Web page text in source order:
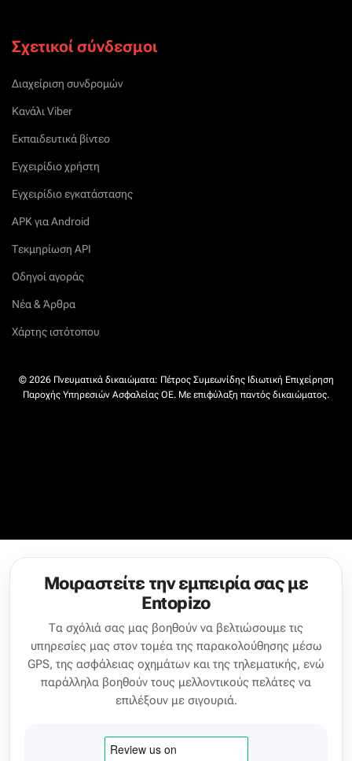
Σχετικοί σύνδεσμοι
Διαχείριση συνδρομών
Κανάλι Viber
Εκπαιδευτικά βίντεο
Εγχειρίδιο χρήστη
Εγχειρίδιο εγκατάστασης
APK για Android
Τεκμηρίωση API
Οδηγοί αγοράς
Νέα & Άρθρα
Χάρτης ιστότοπου
© 2026 Πνευματικά δικαιώματα: Πέτρος Συμεωνίδης Ιδιωτική Επιχείρηση
Παροχής Υπηρεσιών Ασφαλείας ΟΕ. Με επιφύλαξη παντός δικαιώματος.
Μοιραστείτε την εμπειρία σας με
Entopizo
Τα σχόλιά σας μας βοηθούν να βελτιώσουμε τις
υπηρεσίες μας στον τομέα της παρακολούθησης μέσω
GPS, της ασφάλειας οχημάτων και της τηλεματικής, ενώ
παράλληλα βοηθούν τους μελλοντικούς πελάτες να
επιλέξουν με σιγουριά.